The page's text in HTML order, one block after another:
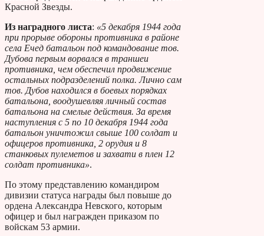
Красной Звезды.
Из наградного листа: «5 декабря 1944 года
при прорыве обороны противника в районе
села Ечед батальон под командование тов.
Дубова первым ворвался в траншеи
противника, чем обеспечил продвижение
остальных подразделений полка. Лично сам
тов. Дубов находился в боевых порядках
батальона, воодушевляя личный состав
батальона на смелые действия. За время
наступления с 5 по 10 декабря 1944 года
батальон уничтожил свыше 100 солдат и
офицеров противника, 2 орудия и 8
станковых пулеметов и захвати в плен 12
солдат противника».
По этому представлению командиром
дивизии статуса награды был повыше до
ордена Александра Невского, которым
офицер и был награжден приказом по
войскам 53 армии.